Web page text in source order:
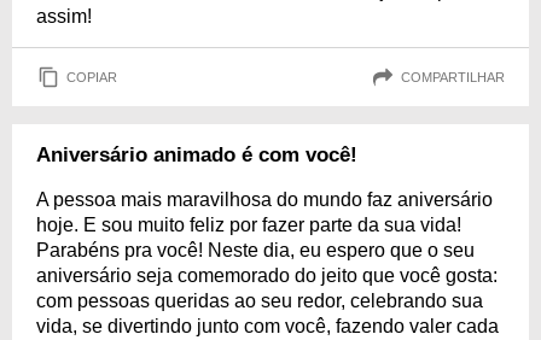
assim!
COPIAR COMPARTILHAR
Aniversário animado é com você!
A pessoa mais maravilhosa do mundo faz aniversário
hoje. E sou muito feliz por fazer parte da sua vida!
Parabéns pra você! Neste dia, eu espero que o seu
aniversário seja comemorado do jeito que você gosta:
com pessoas queridas ao seu redor, celebrando sua
vida, se divertindo junto com você, fazendo valer cada